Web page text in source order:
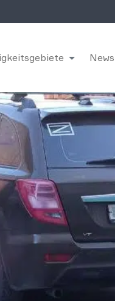
News